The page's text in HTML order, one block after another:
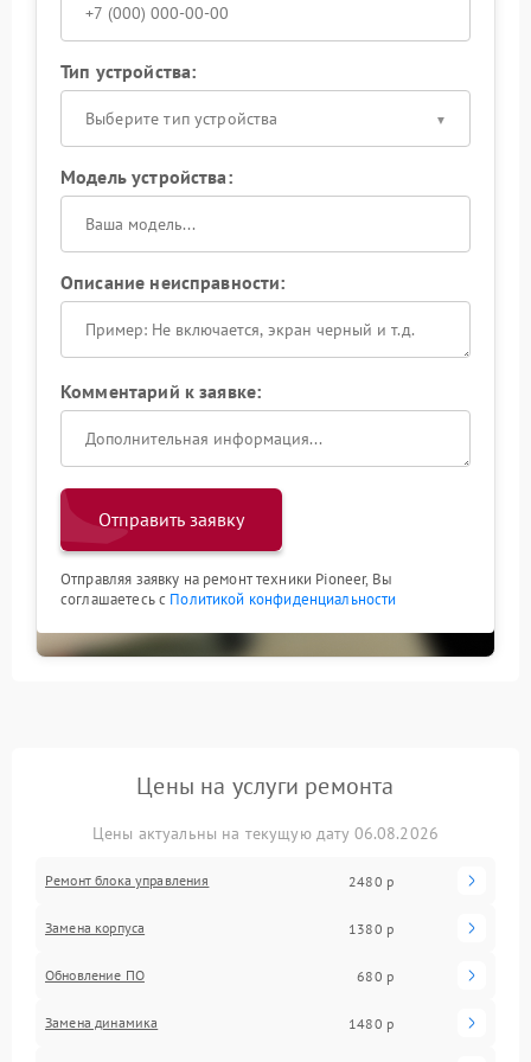
Тип устройства:
Выберите тип устройства
Модель устройства:
Описание неисправности:
Комментарий к заявке:
Отправить заявку
Отправляя заявку на ремонт техники Pioneer, Вы
соглашаетесь с Политикой конфиденциальности
Цены на услуги ремонта
Цены актуальны на текущую дату 06.08.2026
Ремонт блока управления 2480 р
Замена корпуса 1380 р
Обновление ПО 680 р
Замена динамика 1480 р